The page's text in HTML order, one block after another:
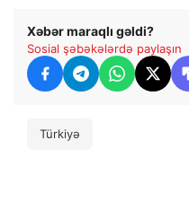
Xəbər maraqlı gəldi?
Sosial şəbəkələrdə paylaşın
Türkiyə